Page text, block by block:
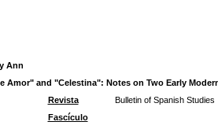
Ann
Amor" and "Celestina": Notes on Two Early
Revista
Bulletin of Spanish Studies
Fascículo